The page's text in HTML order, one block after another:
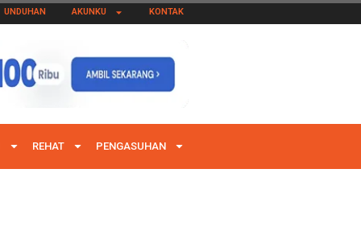
UNDUHAN AKUNKU KONTAK
REHAT PENGASUHAN